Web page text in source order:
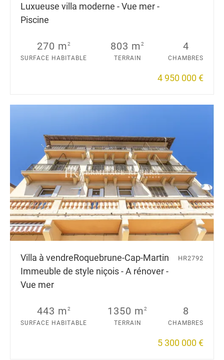
Luxueuse villa moderne - Vue mer -
Piscine
270 m2
SURFACE HABITABLE
803 m2
TERRAIN
4
CHAMBRES
4 950 000 €
Villa à vendreRoquebrune-Cap-Martin
Immeuble de style niçois - A rénover -
Vue mer
HR2792
443 m2
SURFACE HABITABLE
1350 m2
TERRAIN
8
CHAMBRES
5 300 000 €